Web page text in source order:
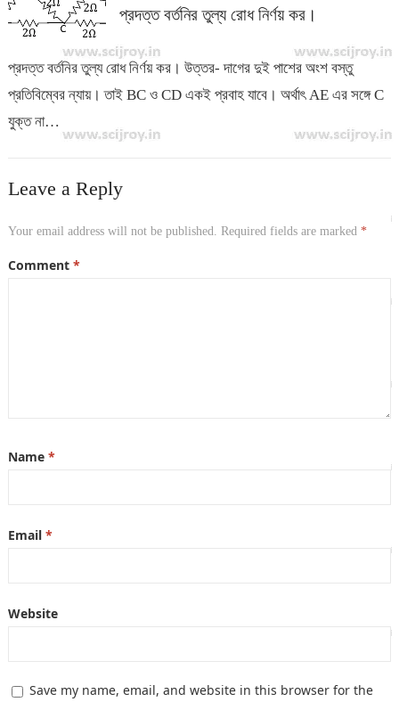
প্রদত্ত বর্তনির তুল্য রোধ নির্ণয় কর।
প্রদত্ত বর্তনির তুল্য রোধ নির্ণয় কর। উত্তর- দাগের দুই পাশের অংশ বস্তু
প্রতিবিম্বের ন্যায়। তাই BC ও CD একই প্রবাহ যাবে। অর্থাৎ AE এর সঙ্গে C
যুক্ত না…
Leave a Reply
Your email address will not be published. Required fields are marked *
Comment *
Name *
Email *
Website
Save my name, email, and website in this browser for the